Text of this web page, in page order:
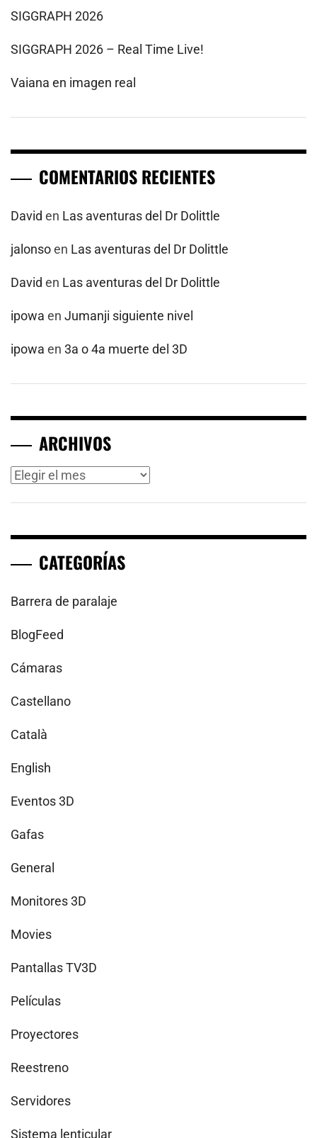
SIGGRAPH 2026
SIGGRAPH 2026 – Real Time Live!
Vaiana en imagen real
COMENTARIOS RECIENTES
David en Las aventuras del Dr Dolittle
jalonsoen Las aventuras del Dr Dolittle
David en Las aventuras del Dr Dolittle
ipowa en Jumanji siguiente nivel
ipowa en 3a o 4a muerte del 3D
ARCHIVOS
Archivos
CATEGORÍAS
Barrera de paralaje
BlogFeed
Cámaras
Castellano
Català
English
Eventos 3D
Gafas
General
Monitores 3D
Movies
Pantallas TV3D
Películas
Proyectores
Reestreno
Servidores
Sistema lenticular